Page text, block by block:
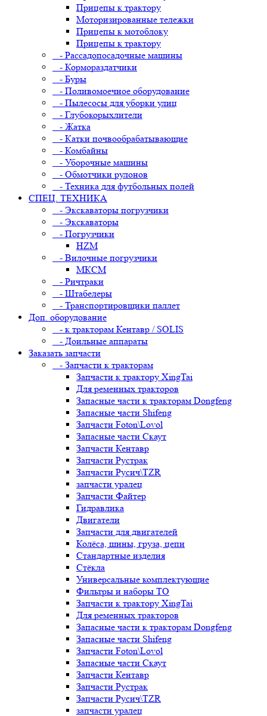
Прицепы к трактору
Моторизированные тележки
Прицепы к мотоблоку
Прицепы к трактору
- Рассадопосадочные машины
- Кормораздатчики
- Буры
- Поливомоечное оборудование
- Пылесосы для уборки улиц
- Глубокорыхлители
- Жатка
- Катки почвообрабатывающие
- Комбайны
- Уборочные машины
- Обмотчики рулонов
- Техника для футбольных полей
СПЕЦ. ТЕХНИКА
- Экскаваторы погрузчики
- Экскаваторы
- Погрузчики
HZM
- Вилочные погрузчики
МКСМ
- Ричтраки
- Штабелеры
- Транспортировщики паллет
Доп. оборудование
- к тракторам Кентавр / SOLIS
- Доильные аппараты
Заказать запчасти
- Запчасти к тракторам
Запчасти к трактору XingTai
Для ременных тракторов
Запасные части к тракторам Dongfeng
Запасные части Shifeng
Запчасти Foton\Lovol
Запасные части Скаут
Запчасти Кентавр
Запчасти Рустрак
Запчасти Русич\TZR
запчасти уралец
Запчасти Файтер
Гидравлика
Двигатели
Запчасти для двигателей
Колёса, шины, груза, цепи
Стандартные изделия
Стёкла
Универсальные комплектующие
Фильтры и наборы ТО
Запчасти к трактору XingTai
Для ременных тракторов
Запасные части к тракторам Dongfeng
Запасные части Shifeng
Запчасти Foton\Lovol
Запасные части Скаут
Запчасти Кентавр
Запчасти Рустрак
Запчасти Русич\TZR
запчасти уралец